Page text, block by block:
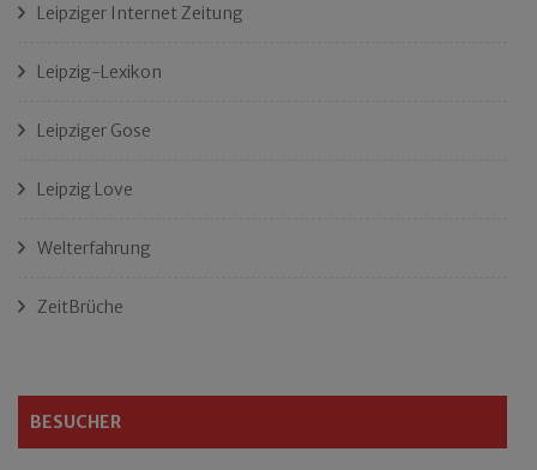
Leipziger Internet Zeitung
Leipzig-Lexikon
Leipziger Gose
Leipzig Love
Welterfahrung
ZeitBrüche
BESUCHER